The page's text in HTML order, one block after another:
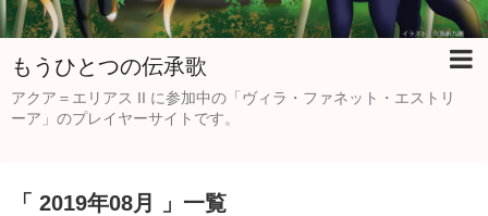
もうひとつの伝承歌
アクア＝エリアス II に参加中の「ヴィラ・ファネット・エストリ
ーア」のプレイヤーサイトです。
「 2019年08月 」一覧